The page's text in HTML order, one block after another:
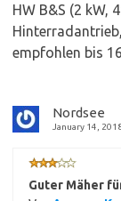
HW B&S (2 kW,
empfohlen bis
Nordsee
January 14,
Guter Mäher